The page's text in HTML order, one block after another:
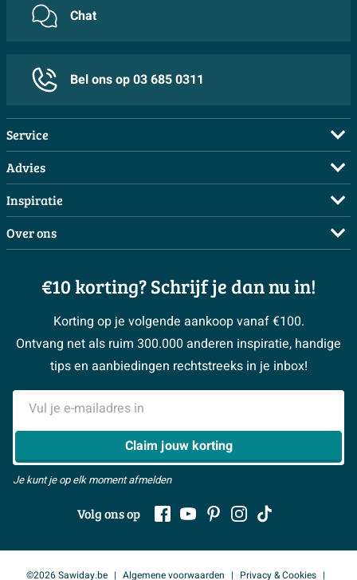
Chat
Bel ons op 03 685 0311
Service
Veelgestelde vragen
Bestellen
Betalen
Bezorgen / afhalen
Garantie / klachten
Reviewbeleid
> Naar de klantenservice
Advies
Maak een afspraak
Doe de offerte check
3D tekening maken
Klustips
Klusadvies
> Alle adviesmogelijkheden
Inspiratie
Complete badkamers
Complete toiletruimtes
Moodboards
Magazine
#MySawiday
> Naar inspiratie
Over ons
Over Sawiday
Vacatures
Sawiday PRO
BeCommerce
Samenwerken
> Alles over showrooms
€10 korting? Schrijf je dan nu in!
Korting op je volgende aankoop vanaf €100.
Ontvang net als ruim 300.000 anderen inspiratie, handige
tips en aanbiedingen rechtstreeks in je inbox!
E-mailadres
Claim jouw korting
Je kunt je op elk moment afmelden
Volg ons op
©2026 Sawiday.be Algemene voorwaarden Privacy & Cookies